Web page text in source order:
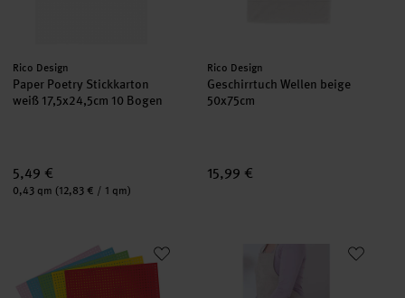
Hersteller:
Rico Design
Paper Poetry Stickkarton
weiß 17,5x24,5cm 10 Bogen
5,49 €
Inhalt:
0,43 qm (12,83 € / 1 qm)
Hersteller:
Rico Design
Geschirrtuch Wellen beige
50x75cm
15,99 €
Paper Poetry Stickkarton mehrfarbig 17,5x24,5cm 10 Bogen
Schürze natur 70x80cm